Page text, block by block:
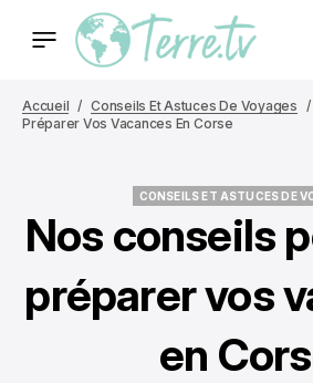
Accueil Conseils Et Astuces De Voyages
Préparer Vos Vacances En Corse
CONSEILS ET ASTUCES DE
Nos conseils
préparer vos
en